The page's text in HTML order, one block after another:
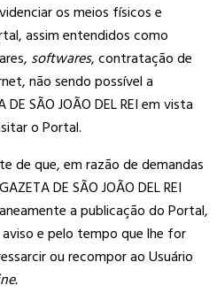
os meios físicos e
assim entendidos como
softwares, contratação de
não sendo possível a
SÃO JOÃO DEL REI em vista
o Portal.
de que, em razão de demandas
DE SÃO JOÃO DEL REI
a publicação do Portal,
e pelo tempo que lhe for
ou recompor ao Usuário